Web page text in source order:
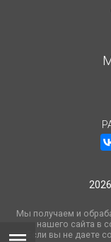
Мы получаем и
нашего сайта в
Если вы не даете